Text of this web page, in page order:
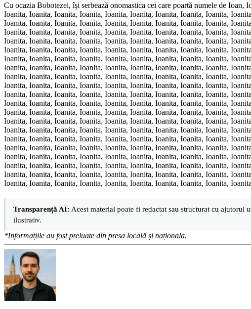
Cu ocazia Bobotezei, își serbează onomastica cei care poartă numele de
Ioanita, Ioanita, Ioanita, Ioanita, Ioanita, Ioanita, Ioanita, Ioanita, Ioanita,
Ioanita, Ioanita, Ioanita, Ioanita, Ioanita, Ioanita, Ioanita, Ioanita, Ioanita,
Ioanita, Ioanita, Ioanita, Ioanita, Ioanita, Ioanita, Ioanita, Ioanita, Ioanita,
Ioanita, Ioanita, Ioanita, Ioanita, Ioanita, Ioanita, Ioanita, Ioanita, Ioanita,
Ioanita, Ioanita, Ioanita, Ioanita, Ioanita, Ioanita, Ioanita, Ioanita, Ioanita,
Ioanita, Ioanita, Ioanita, Ioanita, Ioanita, Ioanita, Ioanita, Ioanita, Ioanita,
Ioanita, Ioanita, Ioanita, Ioanita, Ioanita, Ioanita, Ioanita, Ioanita, Ioanita,
Ioanita, Ioanita, Ioanita, Ioanita, Ioanita, Ioanita, Ioanita, Ioanita, Ioanita,
Ioanita, Ioanita, Ioanita, Ioanita, Ioanita, Ioanita, Ioanita, Ioanita, Ioanita,
Ioanita, Ioanita, Ioanita, Ioanita, Ioanita, Ioanita, Ioanita, Ioanita, Ioanita,
Ioanita, Ioanita, Ioanita, Ioanita, Ioanita, Ioanita, Ioanita, Ioanita, Ioanita,
Ioanita, Ioanita, Ioanita, Ioanita, Ioanita, Ioanita, Ioanita, Ioanita, Ioanita,
Ioanita, Ioanita, Ioanita, Ioanita, Ioanita, Ioanita, Ioanita, Ioanita, Ioanita,
Ioanita, Ioanita, Ioanita, Ioanita, Ioanita, Ioanita, Ioanita, Ioanita, Ioanita,
Ioanita, Ioanita, Ioanita, Ioanita, Ioanita, Ioanita, Ioanita, Ioanita, Ioanita,
Ioanita, Ioanita, Ioanita, Ioanita, Ioanita, Ioanita, Ioanita, Ioanita, Ioanita,
Ioanita, Ioanita, Ioanita, Ioanita, Ioanita, Ioanita, Ioanita, Ioanita, Ioanita,
Ioanita, Ioanita, Ioanita, Ioanita, Ioanita, Ioanita, Ioanita, Ioanita, Ioanita,
Ioanita, Ioanita, Ioanita, Ioanita, Ioanita, Ioanita, Ioanita, Ioanita, Ioanita,
Ioanita, Ioanita, Ioanita, Ioanita, Ioanita, Ioanita, Ioanita, Ioanita, Ioanita,
Transparență AI: Acest material poate fi redactat sau structurat cu
ilustrativ.
*Informațiile au fost preluate din presa locală și naționala.